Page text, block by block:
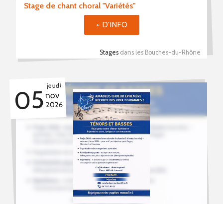
Stage de chant choral "Variétés"
Stages dans les Bouches-du-Rhône
+ D'INFO
jeudi
05nov
2026